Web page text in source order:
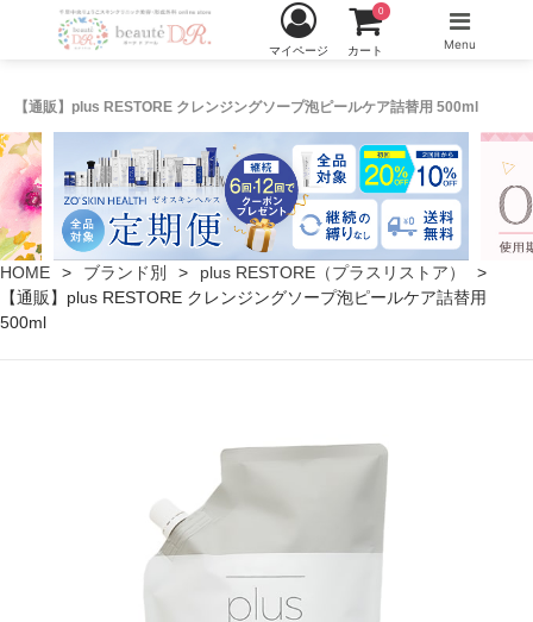
【通販】plus RESTORE クレンジングソープ泡ピールケア詰替用 500ml
マイページ カート
0
Menu
HOME ブランド別
plus RESTORE（プラスリストア）
【通販】plus RESTORE クレンジングソープ泡ピールケア詰替用
500ml